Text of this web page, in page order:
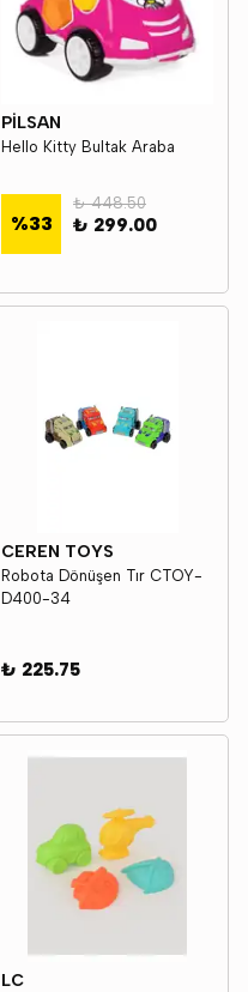
PİLSAN
Hello Kitty Bultak Araba
%33
₺ 448.50
₺ 299.00
CEREN TOYS
Robota Dönüşen Tır CTOY-
D400-34
₺ 225.75
LC